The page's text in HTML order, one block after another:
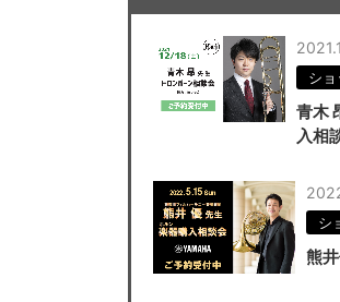
シ
青木
入相
シ
熊